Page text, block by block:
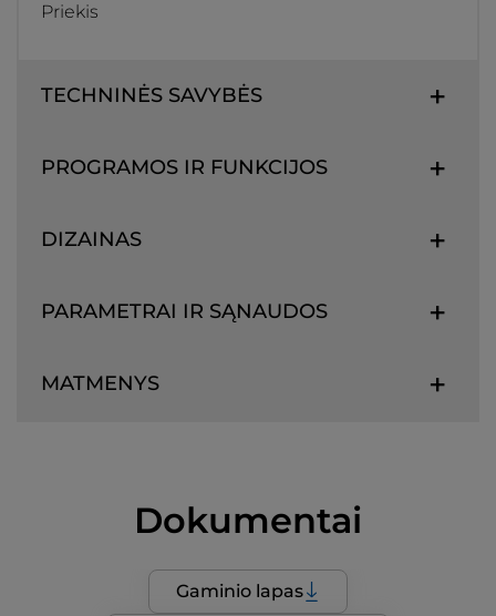
Priekis
TECHNINĖS SAVYBĖS
PROGRAMOS IR FUNKCIJOS
DIZAINAS
PARAMETRAI IR SĄNAUDOS
MATMENYS
Dokumentai
Gaminio lapas